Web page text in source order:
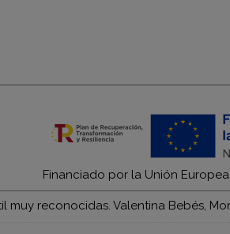
Financiado por la Unión
reconocidas. Valentina Bebés,